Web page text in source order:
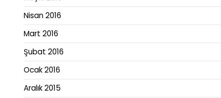
Nisan 2016
Mart 2016
Şubat 2016
Ocak 2016
Aralık 2015